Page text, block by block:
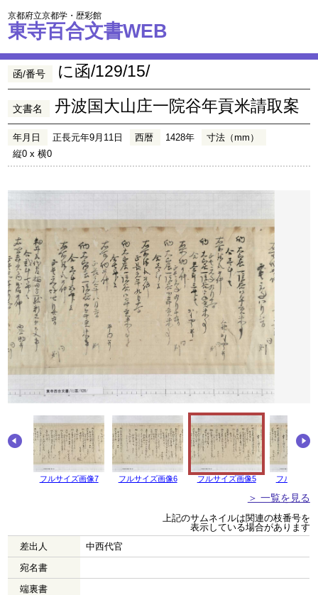
京都府立京都学・歴彩館
東寺百合文書WEB
函/番号 に函/129/15/
文書名 丹波国大山庄一院谷年貢米請取案
年月日 正長元年9月11日 西暦 1428年
寸法（mm）
縦0 x 横0
フルサイズ画像7 フルサイズ画像6 フルサイズ画像5 フルサイズ
＞ 一覧を見る
上記のサムネイルは関連の枝番号を
表示している場合があります
差出人
中西代官
宛名書
端裏書